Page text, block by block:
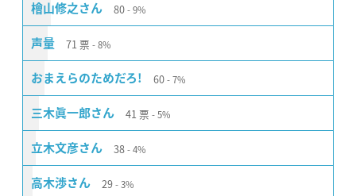
檜山修之さん 80 9%
声量 71 票 8%
おまえらのためだろ! 60 7%
三木眞一郎さん 41 票 5%
立木文彦さん 38 4%
高木渉さん 29 3%